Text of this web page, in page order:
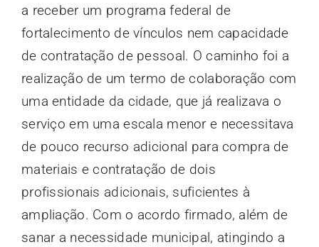
a receber um programa federal de
fortalecimento de vínculos nem capacidade
de contratação de pessoal. O caminho foi a
realização de um termo de colaboração com
uma entidade da cidade, que já realizava o
serviço em uma escala menor e necessitava
de pouco recurso adicional para compra de
materiais e contratação de dois
profissionais adicionais, suficientes à
ampliação. Com o acordo firmado, além de
sanar a necessidade municipal, atingindo a